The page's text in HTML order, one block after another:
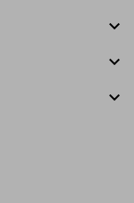


